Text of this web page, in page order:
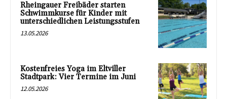
Rheingauer Freibäder starten
Schwimmkurse für Kinder mit
unterschiedlichen Leistungsstufen
13.05.2026
Kostenfreies Yoga im Eltviller
Stadtpark: Vier Termine im Juni
12.05.2026